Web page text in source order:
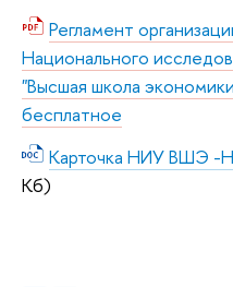
Регламент
Национального
"Высшая школа
бесплатное
Карточка НИУ ВШЭ -
Кб)